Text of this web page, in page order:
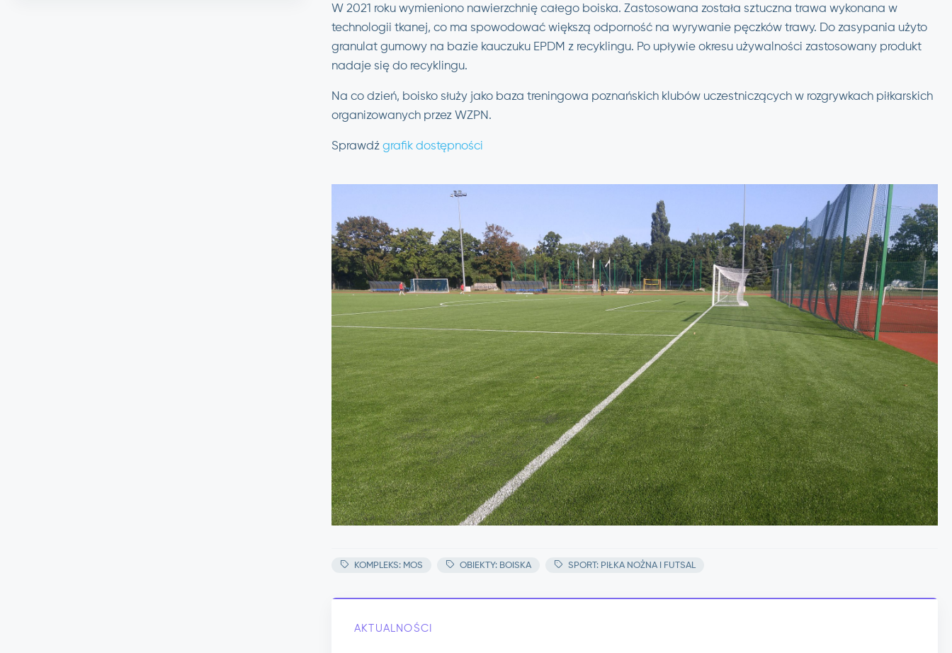
W 2021 roku wymieniono nawierzchnię całego boiska. Zastosowana została sztuczna trawa wykonana w
technologii tkanej, co ma spowodować większą odporność na wyrywanie pęczków trawy. Do zasypania użyto
granulat gumowy na bazie kauczuku EPDM z recyklingu. Po upływie okresu używalności zastosowany produkt
nadaje się do recyklingu.
Na co dzień, boisko służy jako baza treningowa poznańskich klubów uczestniczących w rozgrywkach piłkarskich
organizowanych przez WZPN.
Sprawdź grafik dostępności
KOMPLEKS: MOS OBIEKTY: BOISKA SPORT: PIŁKA NOŻNA I FUTSAL
AKTUALNOŚCI